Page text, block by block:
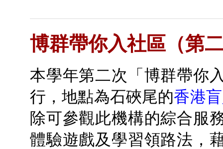
博群帶你入社區（第
本學年第二次「博群帶你
行，地點為石硤尾的香港
除可參觀此機構的綜合服
體驗遊戲及學習領路法，